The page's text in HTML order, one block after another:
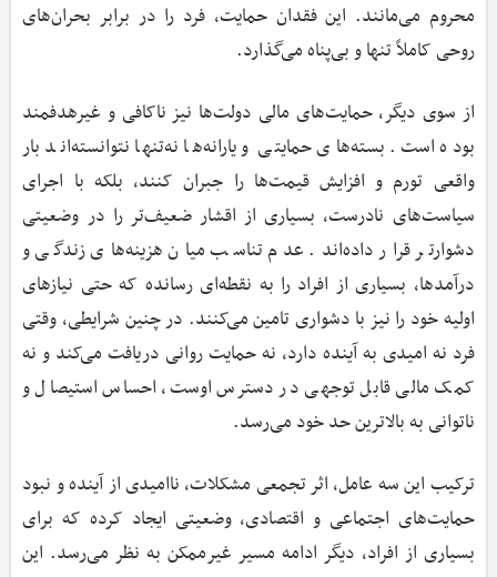
محروم می‌مانند. این فقدان حمایت، فرد را در برابر بحران‌های
روحی کاملاً تنها و بی‌پناه می‌گذارد.
از سوی دیگر، حمایت‌های مالی دولت‌ها نیز ناکافی و غیرهدفمند
بوده است. بسته‌های حمایتی و یارانه‌ها نه‌تنها نتوانسته‌اند بار
واقعی تورم و افزایش قیمت‌ها را جبران کنند، بلکه با اجرای
سیاست‌های نادرست، بسیاری از اقشار ضعیف‌تر را در وضعیتی
دشوارتر قرار داده‌اند. عدم تناسب میان هزینه‌های زندگی و
درآمدها، بسیاری از افراد را به نقطه‌ای رسانده که حتی نیازهای
اولیه خود را نیز با دشواری تامین می‌کنند. در چنین شرایطی، وقتی
فرد نه امیدی به آینده دارد، نه حمایت روانی دریافت می‌کند و نه
کمک مالی قابل ‌توجهی در دسترس اوست، احساس استیصال و
ناتوانی به بالاترین حد خود می‌رسد.
ترکیب این سه عامل، اثر تجمعی مشکلات، ناامیدی از آینده و نبود
حمایت‌های اجتماعی و اقتصادی، وضعیتی ایجاد کرده که برای
بسیاری از افراد، دیگر ادامه مسیر غیرممکن به نظر می‌رسد. این